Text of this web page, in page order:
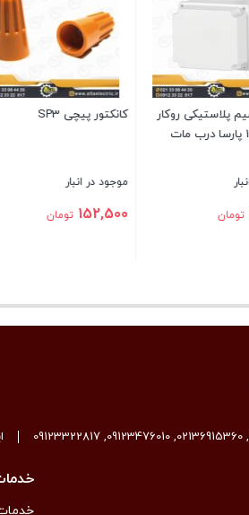
سه خانه ریلی بدون ارت با کابل
12 متر
موجود در انبار
2,898,000
لوله خرطومی
موجود در انبار
1,025,000
,
02136915360
,
09123476010
,
09123322817